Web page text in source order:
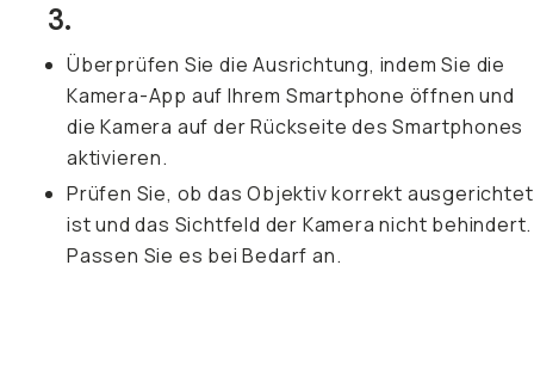
3.
Überprüfen Sie die Ausrichtung, indem Sie die
Kamera-App auf Ihrem Smartphone öffnen und
die Kamera auf der Rückseite des Smartphones
aktivieren.
Prüfen Sie, ob das Objektiv korrekt ausgerichtet
ist und das Sichtfeld der Kamera nicht behindert.
Passen Sie es bei Bedarf an.